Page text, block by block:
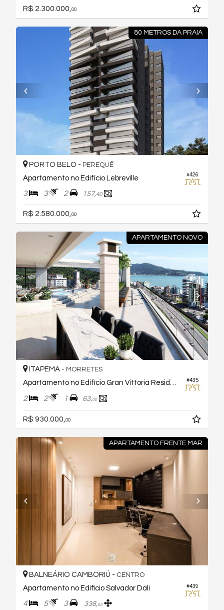
R$ 2.300.000,00
80 METROS DA PRAIA
#426
PORTO BELO - PEREQUÊ
Apartamento no Edifício Lebreville
3 3 2 157,40
R$ 2.580.000, 00
APARTAMENTO NOVO
#435
ITAPEMA - MORRETES
Apartamento no Edifício Gran Vittoria Residenziale
2 2 1 63,00
R$ 930.000, 00
APARTAMENTO FRENTE MAR
#439
BALNEÁRIO CAMBORIÚ - CENTRO
Apartamento no Edificio Salvador Dali
4 5 3 338,00